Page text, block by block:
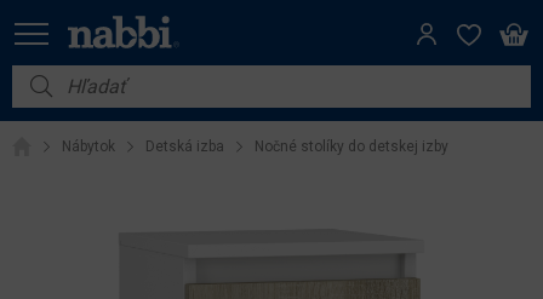
Nábytok
Vybavenie do domácnosti
Nábytok Detská izba Nočné stolíky do detskej izby